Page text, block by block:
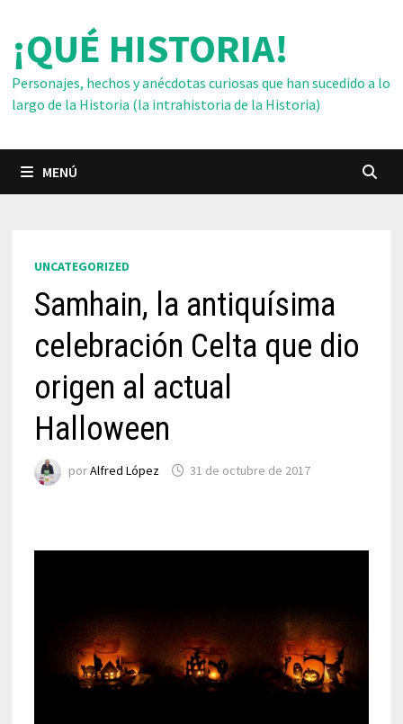
contenido
¡QUÉ HISTORIA!
Personajes, hechos y anécdotas curiosas que han sucedido a lo
largo de la Historia (la intrahistoria de la Historia)
MENÚ
UNCATEGORIZED
Samhain, la antiquísima
celebración Celta que dio
origen al actual
Halloween
porAlfred López 31 de octubre de 2017